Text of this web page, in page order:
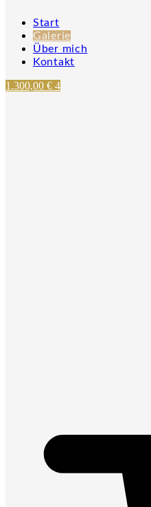
Start
Galerie
Über mich
Kontakt
1.300,00 € 4